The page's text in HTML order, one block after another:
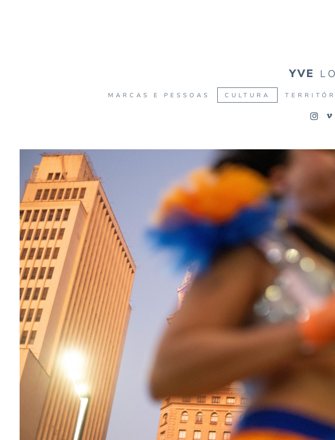
YVE
MARCAS E PESSOAS CULTURA